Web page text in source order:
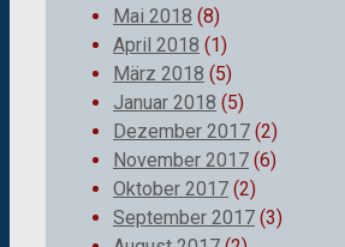
Mai 2018 (8)
April 2018 (1)
März 2018 (5)
Januar 2018 (5)
Dezember 2017 (2)
November 2017 (6)
Oktober 2017 (2)
September 2017 (3)